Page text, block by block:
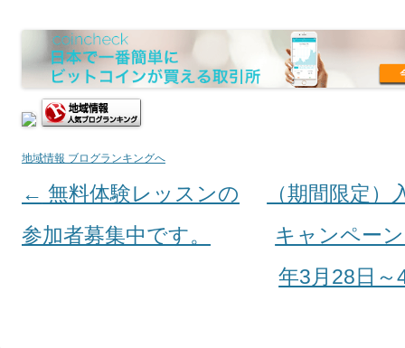
地域情報 ブログランキングへ
Post navigation
← 無料体験レッスンの
参加者募集中です。
（期間限定）
キャンペー
年3月28日～